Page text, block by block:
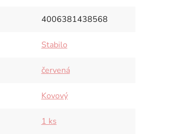
4006381438568
Stabilo
červená
Kovový
1 ks